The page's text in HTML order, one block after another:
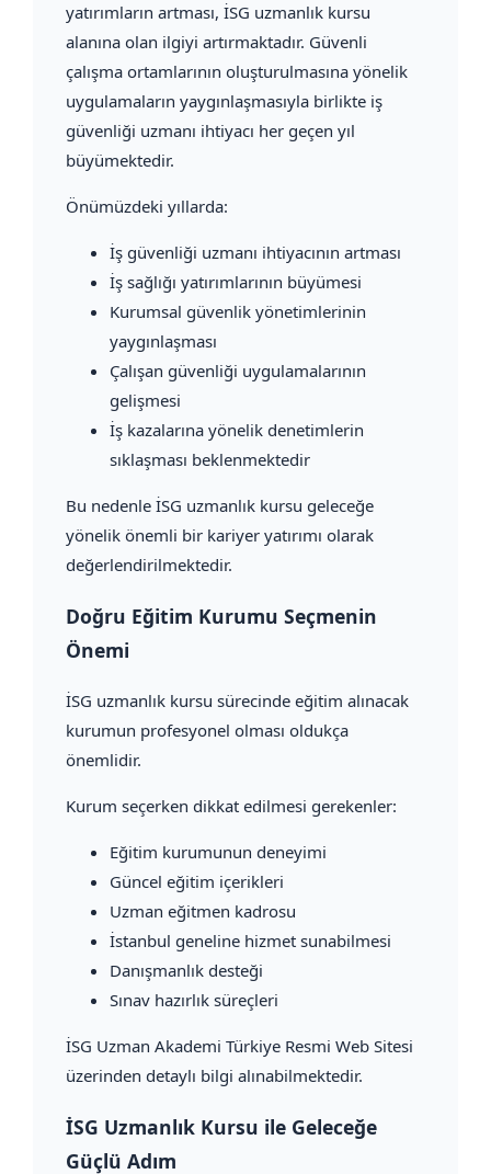
yatırımların artması, İSG uzmanlık kursu
alanına olan ilgiyi artırmaktadır. Güvenli
çalışma ortamlarının oluşturulmasına yönelik
uygulamaların yaygınlaşmasıyla birlikte iş
güvenliği uzmanı ihtiyacı her geçen yıl
büyümektedir.
Önümüzdeki yıllarda:
İş güvenliği uzmanı ihtiyacının artması
İş sağlığı yatırımlarının büyümesi
Kurumsal güvenlik yönetimlerinin
yaygınlaşması
Çalışan güvenliği uygulamalarının
gelişmesi
İş kazalarına yönelik denetimlerin
sıklaşması beklenmektedir
Bu nedenle İSG uzmanlık kursu geleceğe
yönelik önemli bir kariyer yatırımı olarak
değerlendirilmektedir.
Doğru Eğitim Kurumu Seçmenin
Önemi
İSG uzmanlık kursu sürecinde eğitim alınacak
kurumun profesyonel olması oldukça
önemlidir.
Kurum seçerken dikkat edilmesi gerekenler:
Eğitim kurumunun deneyimi
Güncel eğitim içerikleri
Uzman eğitmen kadrosu
İstanbul geneline hizmet sunabilmesi
Danışmanlık desteği
Sınav hazırlık süreçleri
İSG Uzman Akademi Türkiye Resmi Web Sitesi
üzerinden detaylı bilgi alınabilmektedir.
İSG Uzmanlık Kursu ile Geleceğe
Güçlü Adım